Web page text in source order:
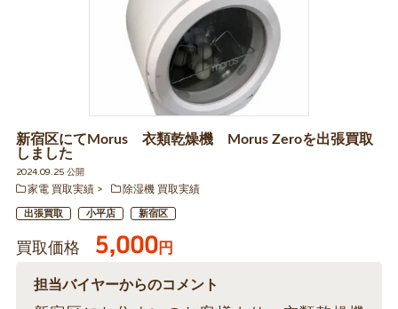
新宿区にてMorus 衣類乾燥機 Morus Zeroを出張買取
しました
2024.09.25 公開
家電 買取実績
除湿機 買取実績
出張買取 小平店 新宿区
買取価格 5,000円
担当バイヤーからのコメント